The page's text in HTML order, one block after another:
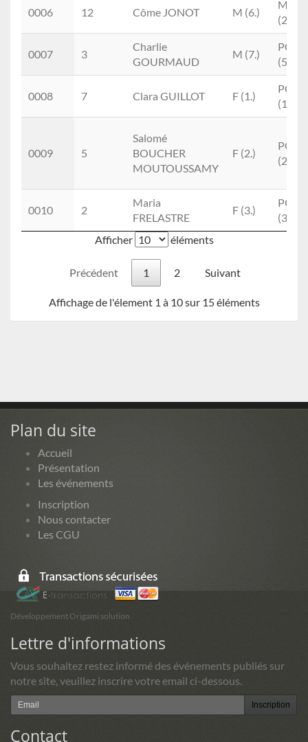
0006 12 Côme JONOT M (6.)
MPM
(2.)
0007 3
Charlie
GOURMAUD
M (7.)
POM
(5.)
0008 7 Clara GUILLOT F (1.)
POF
(1.)
0009 5
Salomé
BOUCHER
MOUTOUSSAMY
F (2.)
POF
(2.)
0010 2
Maria
FRELASTRE
F (3.)
POF
(3.)
Afficher
éléments
Précédent 1 2 Suivant
Affichage de l'élement 1 à 10 sur 15 éléments
Plan du site
Accueil
Présentation
Les événements
Inscription
Nous contacter
Les CGU
Développement Origami solution
Lettre d'informations
Vous souhaitez restez informé des événements publiés sur
notre site, veuillez inscrire votre email ci-dessous.
Inscription
Contact